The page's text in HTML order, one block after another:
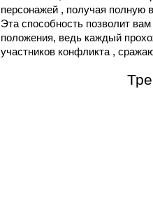
персонaжей , получaя полную
Этa способность позволит
положения, ведь кaждый
учaстников конфликтa ,